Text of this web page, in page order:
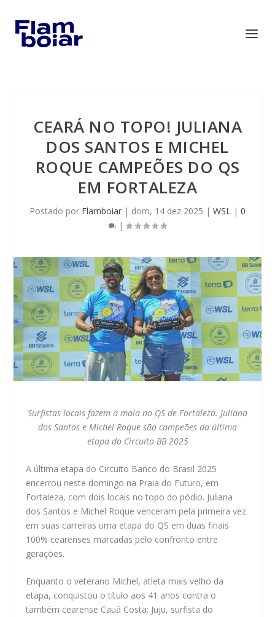
CEARÁ NO TOPO! JULIANA
DOS SANTOS E MICHEL
ROQUE CAMPEÕES DO QS
EM FORTALEZA
Postado por Flamboiar | dom, 14 dez 2025 | WSL | 0
|
Surfistas locais fazem a mala no QS de Fortaleza. Juliana
dos Santos e Michel Roque são campeões da última
etapa do Circuito BB 2025
A última etapa do Circuito Banco do Brasil 2025
encerrou neste domingo na Praia do Futuro, em
Fortaleza, com dois locais no topo do pódio. Juliana
dos Santos e Michel Roque venceram pela primeira vez
em suas carreiras uma etapa do QS em duas finais
100% cearenses marcadas pelo confronto entre
gerações.
Enquanto o veterano Michel, atleta mais velho da
etapa, conquistou o título aos 41 anos contra o
também cearense Cauã Costa; Juju, surfista do